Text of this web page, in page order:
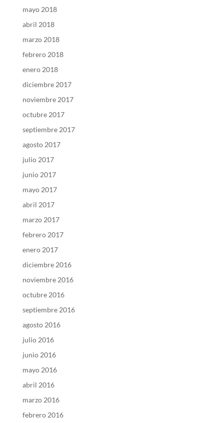
mayo 2018
abril 2018
marzo 2018
febrero 2018
enero 2018
diciembre 2017
noviembre 2017
octubre 2017
septiembre 2017
agosto 2017
julio 2017
junio 2017
mayo 2017
abril 2017
marzo 2017
febrero 2017
enero 2017
diciembre 2016
noviembre 2016
octubre 2016
septiembre 2016
agosto 2016
julio 2016
junio 2016
mayo 2016
abril 2016
marzo 2016
febrero 2016